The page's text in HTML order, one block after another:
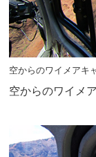
空からのワイメアキ
空からのワイメ